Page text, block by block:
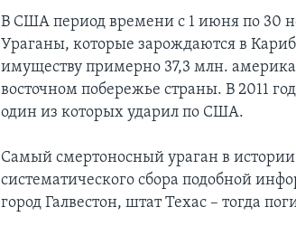
В США период времени с 1 июня по 30
Ураганы, которые зарождаются в
имуществу примерно 37,3 млн.
восточном побережье страны. В 2011
один из которых ударил по США.
Самый смертоносный ураган в
систематического сбора подобной
город Галвестон, штат Техас – тогда